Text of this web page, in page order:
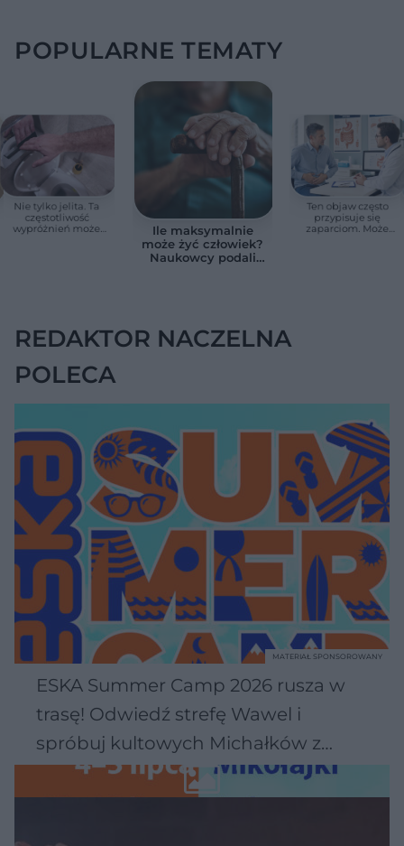
POPULARNE TEMATY
Nie tylko jelita. Ta
częstotliwość
wypróżnień może
Ile maksymalnie
może żyć człowiek?
Naukowcy podali
Ten objaw często
przypisuje się
zaparciom. Może
REDAKTOR NACZELNA
POLECA
ESKA Summer Camp 2026 rusza w
trasę! Odwiedź strefę Wawel i
spróbuj kultowych Michałków z
Wawelu
MATERIAŁ SPONSOROWANY